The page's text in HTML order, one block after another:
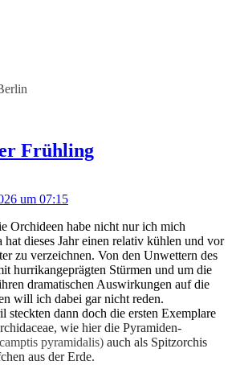
Frühling
um 07:15
Orchideen habe nicht nur ich mich
hat dieses Jahr einen relativ kühlen und vor
zu verzeichnen. Von den Unwettern des
hurrikangeprägten Stürmen und um die
dramatischen Auswirkungen auf die
will ich dabei gar nicht reden.
steckten dann doch die ersten Exemplare
wie hier die Pyramiden-
pyramidalis) auch als Spitzorchis
aus der Erde.